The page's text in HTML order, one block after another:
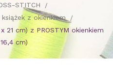
STITCH
z okienkiem
cm) z PROSTYM okienkiem
cm)